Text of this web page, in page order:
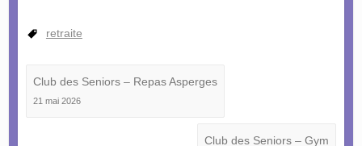
retraite
Club des Seniors – Repas Asperges
21 mai 2026
Club des Seniors – Gym